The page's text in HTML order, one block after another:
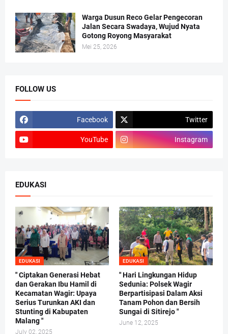
Warga Dusun Reco Gelar Pengecoran
Jalan Secara Swadaya, Wujud Nyata
Gotong Royong Masyarakat
Mei 25, 2026
FOLLOW US
Facebook Twitter
YouTube Instagram
EDUKASI
EDUKASI
" Ciptakan Generasi Hebat
dan Gerakan Ibu Hamil di
Kecamatan Wagir: Upaya
Serius Turunkan AKI dan
Stunting di Kabupaten
Malang "
July 02, 2025
EDUKASI
" Hari Lingkungan Hidup
Sedunia: Polsek Wagir
Berpartisipasi Dalam Aksi
Tanam Pohon dan Bersih
Sungai di Sitirejo "
June 12, 2025